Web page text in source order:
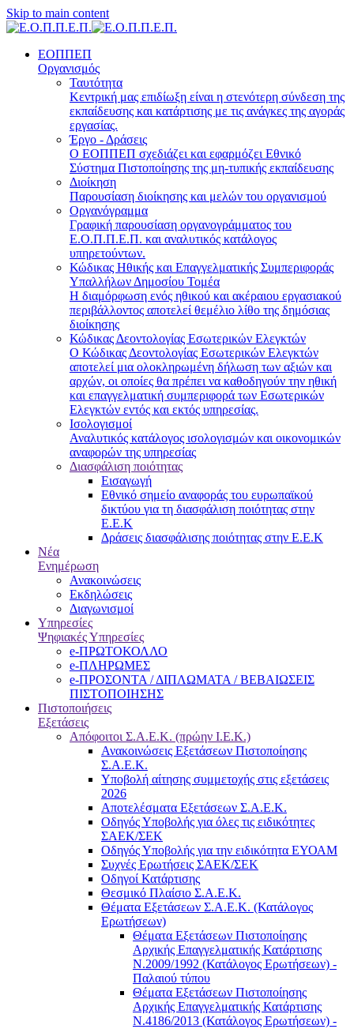
Skip to main content
ΕΟΠΠΕΠ
Οργανισμός
Ταυτότητα
Κεντρική μας επιδίωξη είναι η στενότερη σύνδεση της
εκπαίδευσης και κατάρτισης με τις ανάγκες της αγοράς
εργασίας.
Έργο - Δράσεις
Ο ΕΟΠΠΕΠ σχεδιάζει και εφαρμόζει Eθνικό
Σύστημα Πιστοποίησης της μη-τυπικής εκπαίδευσης
Διοίκηση
Παρουσίαση διοίκησης και μελών του οργανισμού
Οργανόγραμμα
Γραφική παρουσίαση οργανογράμματος του
Ε.Ο.Π.Π.Ε.Π. και αναλυτικός κατάλογος
υπηρετούντων.
Κώδικας Ηθικής και Επαγγελματικής Συμπεριφοράς
Υπαλλήλων Δημοσίου Τομέα
Η διαμόρφωση ενός ηθικού και ακέραιου εργασιακού
περιβάλλοντος αποτελεί θεμέλιο λίθο της δημόσιας
διοίκησης
Κώδικας Δεοντολογίας Εσωτερικών Ελεγκτών
Ο Κώδικας Δεοντολογίας Εσωτερικών Ελεγκτών
αποτελεί μια ολοκληρωμένη δήλωση των αξιών και
αρχών, οι οποίες θα πρέπει να καθοδηγούν την ηθική
και επαγγελματική συμπεριφορά των Εσωτερικών
Ελεγκτών εντός και εκτός υπηρεσίας.
Ισολογισμοί
Αναλυτικός κατάλογος ισολογισμών και οικονομικών
αναφορών της υπηρεσίας
Διασφάλιση ποιότητας
Εισαγωγή
Εθνικό σημείο αναφοράς του ευρωπαϊκού
δικτύου για τη διασφάλιση ποιότητας στην
Ε.Ε.Κ
Δράσεις διασφάλισης ποιότητας στην Ε.Ε.Κ
Νέα
Ενημέρωση
Ανακοινώσεις
Εκδηλώσεις
Διαγωνισμοί
Υπηρεσίες
Ψηφιακές Υπηρεσίες
e-ΠΡΩΤΟΚΟΛΛΟ
e-ΠΛΗΡΩΜΕΣ
e-ΠΡΟΣΟΝΤΑ / ΔΙΠΛΩΜΑΤΑ / ΒΕΒΑΙΩΣΕΙΣ
ΠΙΣΤΟΠΟΙΗΣΗΣ
Πιστοποιήσεις
Εξετάσεις
Απόφοιτοι Σ.Α.Ε.Κ. (πρώην Ι.Ε.Κ.)
Ανακοινώσεις Εξετάσεων Πιστοποίησης
Σ.Α.Ε.Κ.
Υποβολή αίτησης συμμετοχής στις εξετάσεις
2026
Αποτελέσματα Εξετάσεων Σ.Α.Ε.Κ.
Οδηγός Υποβολής για όλες τις ειδικότητες
ΣΑΕΚ/ΣΕΚ
Οδηγός Υποβολής για την ειδικότητα ΕΥΟΑΜ
Συχνές Ερωτήσεις ΣΑΕΚ/ΣΕΚ
Οδηγοί Κατάρτισης
Θεσμικό Πλαίσιο Σ.Α.Ε.Κ.
Θέματα Εξετάσεων Σ.Α.Ε.Κ. (Κατάλογος
Ερωτήσεων)
Θέματα Εξετάσεων Πιστοποίησης
Αρχικής Επαγγελματικής Κατάρτισης
Ν.2009/1992 (Κατάλογος Ερωτήσεων) -
Παλαιού τύπου
Θέματα Εξετάσεων Πιστοποίησης
Αρχικής Επαγγελματικής Κατάρτισης
Ν.4186/2013 (Κατάλογος Ερωτήσεων) -